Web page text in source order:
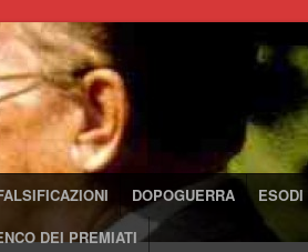
DOPOGUERRA
ESODI
DEI PREMIATI